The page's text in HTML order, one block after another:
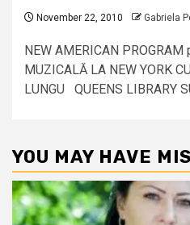
November 22, 2010 Gabriela
NEW AMERICAN
MUZICALĂ LA NEW YORK
LUNGU QUEENS LIBRARY
YOU MAY HAVE